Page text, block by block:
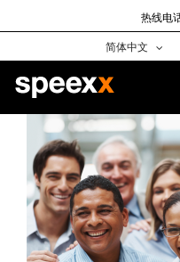
to
热线电
简体中文